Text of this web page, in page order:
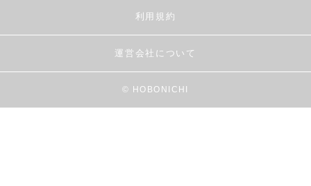
利用規約
運営会社について
© HOBONICHI